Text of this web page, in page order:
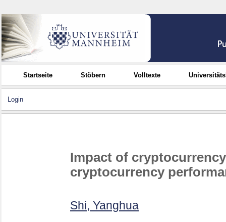
Startseite Stöbern Volltexte
Login
Impact of
cryptocurrency
Shi, Yanghua